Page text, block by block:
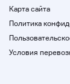
Карта сайта
Политика
Условия